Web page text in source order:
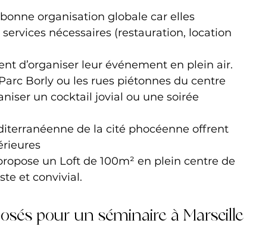
organisation globale car elles
nécessaires (restauration, location
d’organiser leur événement en plein air.
Borly ou les rues piétonnes du centre
un cocktail jovial ou une soirée
de la cité phocéenne offrent
un Loft de 100m² en plein centre de
et convivial.
pour un séminaire à Marseille